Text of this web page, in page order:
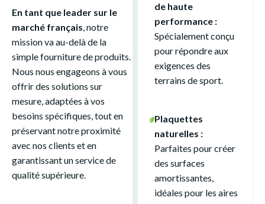
En tant que leader sur le
marché français, notre
mission va au-delà de la
simple fourniture de produits.
Nous nous engageons à vous
offrir des solutions sur
mesure, adaptées à vos
besoins spécifiques, tout en
préservant notre proximité
avec nos clients et en
garantissant un service de
qualité supérieure.
de haute
performance :
Spécialement conçu
pour répondre aux
exigences des
terrains de sport.
Plaquettes
naturelles :
Parfaites pour créer
des surfaces
amortissantes,
idéales pour les aires